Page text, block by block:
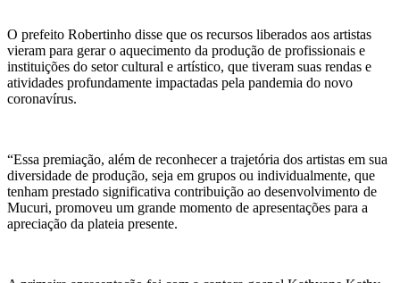
O prefeito Robertinho disse que os recursos liberados aos artistas
vieram para gerar o aquecimento da produção de profissionais e
instituições do setor cultural e artístico, que tiveram suas rendas e
atividades profundamente impactadas pela pandemia do novo
coronavírus.
“Essa premiação, além de reconhecer a trajetória dos artistas em sua
diversidade de produção, seja em grupos ou individualmente, que
tenham prestado significativa contribuição ao desenvolvimento de
Mucuri, promoveu um grande momento de apresentações para a
apreciação da plateia presente.